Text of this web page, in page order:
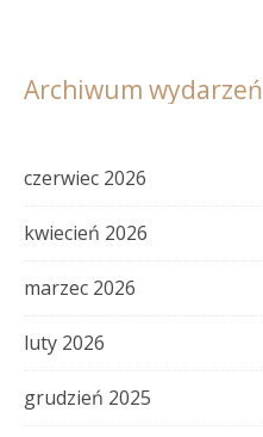
Archiwum wydarzeń
czerwiec 2026
kwiecień 2026
marzec 2026
luty 2026
grudzień 2025